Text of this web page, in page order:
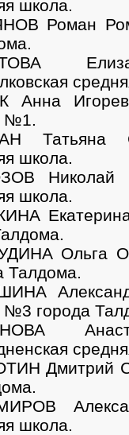
школа.
Роман
Анна
№1.
Татьяна
школа.
Николай
школа.
Ольга
Талдома.
№3 города
Дмитрий
школа.